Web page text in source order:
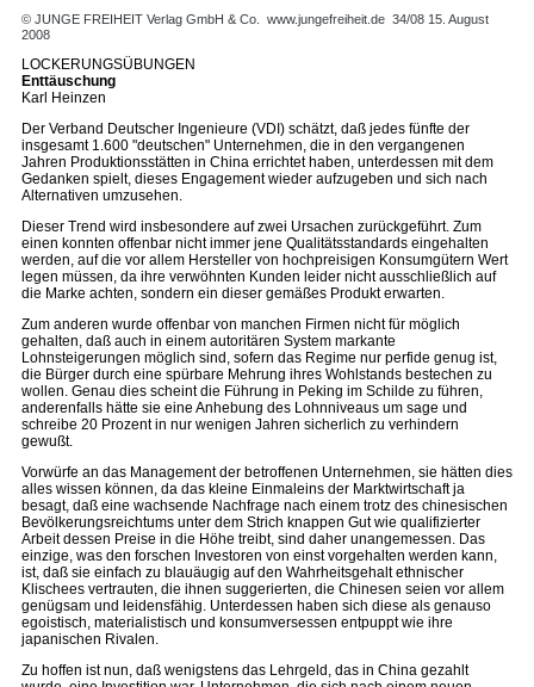
© JUNGE FREIHEIT Verlag GmbH & Co. www.jungefreiheit.de 34/08 15. August
2008
LOCKERUNGSÜBUNGEN
Enttäuschung
Karl Heinzen
Der Verband Deutscher Ingenieure (VDI) schätzt, daß jedes fünfte der
insgesamt 1.600 "deutschen" Unternehmen, die in den vergangenen
Jahren Produktionsstätten in China errichtet haben, unterdessen mit dem
Gedanken spielt, dieses Engagement wieder aufzugeben und sich nach
Alternativen umzusehen.
Dieser Trend wird insbesondere auf zwei Ursachen zurückgeführt. Zum
einen konnten offenbar nicht immer jene Qualitätsstandards eingehalten
werden, auf die vor allem Hersteller von hochpreisigen Konsumgütern Wert
legen müssen, da ihre verwöhnten Kunden leider nicht ausschließlich auf
die Marke achten, sondern ein dieser gemäßes Produkt erwarten.
Zum anderen wurde offenbar von manchen Firmen nicht für möglich
gehalten, daß auch in einem autoritären System markante
Lohnsteigerungen möglich sind, sofern das Regime nur perfide genug ist,
die Bürger durch eine spürbare Mehrung ihres Wohlstands bestechen zu
wollen. Genau dies scheint die Führung in Peking im Schilde zu führen,
anderenfalls hätte sie eine Anhebung des Lohnniveaus um sage und
schreibe 20 Prozent in nur wenigen Jahren sicherlich zu verhindern
gewußt.
Vorwürfe an das Management der betroffenen Unternehmen, sie hätten dies
alles wissen können, da das kleine Einmaleins der Marktwirtschaft ja
besagt, daß eine wachsende Nachfrage nach einem trotz des chinesischen
Bevölkerungsreichtums unter dem Strich knappen Gut wie qualifizierter
Arbeit dessen Preise in die Höhe treibt, sind daher unangemessen. Das
einzige, was den forschen Investoren von einst vorgehalten werden kann,
ist, daß sie einfach zu blauäugig auf den Wahrheitsgehalt ethnischer
Klischees vertrauten, die ihnen suggerierten, die Chinesen seien vor allem
genügsam und leidensfähig. Unterdessen haben sich diese als genauso
egoistisch, materialistisch und konsumversessen entpuppt wie ihre
japanischen Rivalen.
Zu hoffen ist nun, daß wenigstens das Lehrgeld, das in China gezahlt